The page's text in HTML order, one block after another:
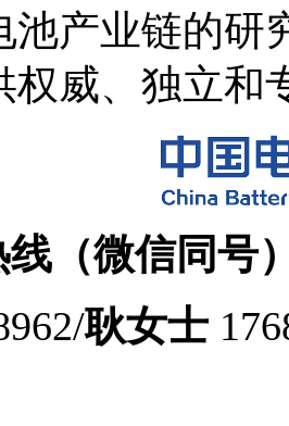
池产业链的研
权威、独立和
线（微信同号
耿女士